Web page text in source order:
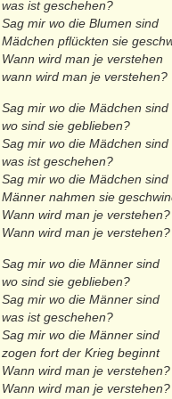
was ist geschehen?
Sag mir wo die Blumen sind
Mädchen pflückten sie
Wann wird man je verstehen
wann wird man je verstehen?
Sag mir wo die Mädchen sind
wo sind sie geblieben?
Sag mir wo die Mädchen sind
was ist geschehen?
Sag mir wo die Mädchen sind
Männer nahmen sie
Wann wird man je verstehen?
Wann wird man je verstehen?
Sag mir wo die Männer sind
wo sind sie geblieben?
Sag mir wo die Männer sind
was ist geschehen?
Sag mir wo die Männer sind
zogen fort der Krieg beginnt
Wann wird man je verstehen?
Wann wird man je verstehen?